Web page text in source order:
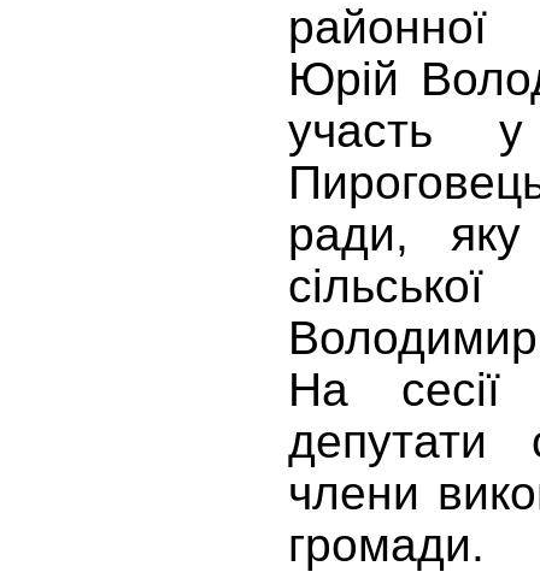
Юрій
участь у
ради, яку
На сесії
депутати
члени
громади.